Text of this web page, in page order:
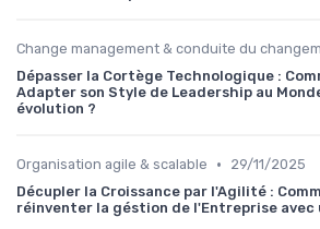
Change management & conduite du
Dépasser la Cortège Technologique :
Adapter son Style de Leadership au
évolution ?
Organisation agile & scalable •
29/11/2025
Décupler la Croissance par l'Agilité :
réinventer la géstion de l'Entreprise avec